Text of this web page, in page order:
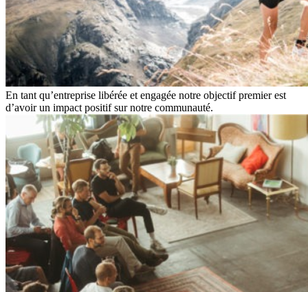
En tant qu’entreprise libérée et engagée notre objectif premier est
d’avoir un impact positif sur notre communauté.